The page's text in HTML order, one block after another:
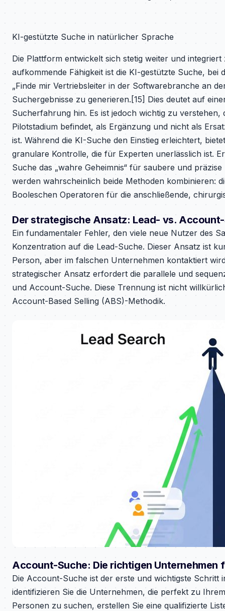
KI-gestützte Suche in natürlicher Sprache
Die Plattform entwickelt sich stetig weiter und
aufkommende Fähigkeit ist die KI-gestützte Suche,
„Finde mir Vertriebsleiter in der Softwarebranche an
Suchergebnisse zu generieren.[15] Dies deutet auf
Sucherfahrung hin. Es ist jedoch wichtig zu verstehen,
Pilotstadium befindet, als Ergänzung und nicht als
ist. Während die KI-Suche den Einstieg erleichtert,
granulare Kontrolle, die für Experten unerlässlich ist.
Suche das „wahre Geheimnis“ für saubere und
werden wahrscheinlich beide Methoden kombinieren:
Booleschen Operatoren für die anschließende,
Der strategische Ansatz: Lead- vs.
Ein fundamentaler Fehler, den viele neue Nutzer des
Konzentration auf die Lead-Suche. Dieser Ansatz ist
Person, aber im falschen Unternehmen kontaktiert
strategischer Ansatz erfordert die parallele und
und Account-Suche. Diese Trennung ist nicht
Account-Based Selling (ABS)-Methodik.
Account-Suche: Die richtigen Unternehmen
Die Account-Suche ist der erste und wichtigste Schritt
identifizieren Sie die Unternehmen, die perfekt zu
Personen zu suchen, erstellen Sie eine qualifizierte